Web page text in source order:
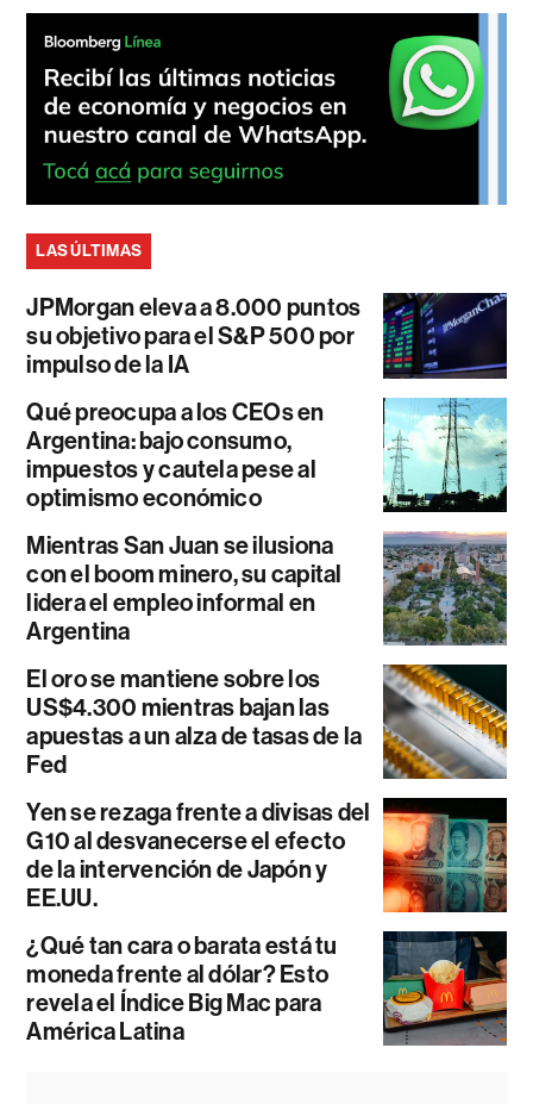
LAS ÚLTIMAS
JPMorgan eleva a 8.000 puntos
su objetivo para el S&P 500 por
impulso de la IA
Qué preocupa a los CEOs en
Argentina: bajo consumo,
impuestos y cautela pese al
optimismo económico
Mientras San Juan se ilusiona
con el boom minero, su capital
lidera el empleo informal en
Argentina
El oro se mantiene sobre los
US$4.300 mientras bajan las
apuestas a un alza de tasas de la
Fed
Yen se rezaga frente a divisas del
G10 al desvanecerse el efecto
de la intervención de Japón y
EE.UU.
¿Qué tan cara o barata está tu
moneda frente al dólar? Esto
revela el Índice Big Mac para
América Latina